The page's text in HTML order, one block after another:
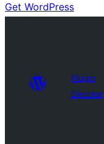
Get WordPress
Plugin